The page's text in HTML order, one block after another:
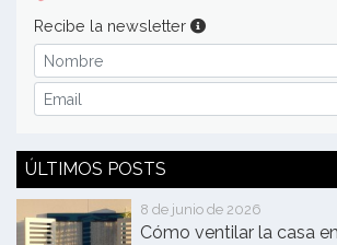
Recibe la newsletter
ÚLTIMOS POSTS
8 de junio de 2026
Cómo ventilar la casa